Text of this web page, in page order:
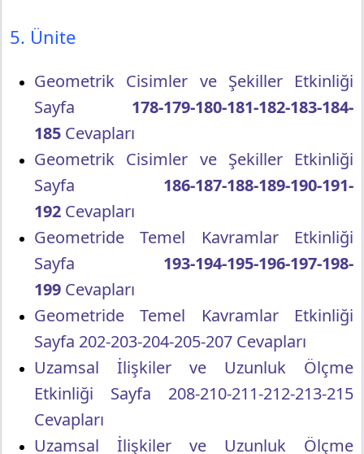
5. Ünite
Geometrik Cisimler ve Şekiller Etkinliği
Sayfa 178-179-180-181-182-183-184-
185 Cevapları
Geometrik Cisimler ve Şekiller Etkinliği
Sayfa 186-187-188-189-190-191-
192 Cevapları
Geometride Temel Kavramlar Etkinliği
Sayfa 193-194-195-196-197-198-
199 Cevapları
Geometride Temel Kavramlar Etkinliği
Sayfa 202-203-204-205-207 Cevapları
Uzamsal İlişkiler ve Uzunluk Ölçme
Etkinliği Sayfa 208-210-211-212-213-215
Cevapları
Uzamsal İlişkiler ve Uzunluk Ölçme